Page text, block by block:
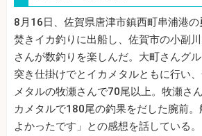
8月16日、佐賀県唐津市鎮西町串浦港の
焚きイカ釣りに出船し、佐賀市の小副
さんが数釣りを楽しんだ。大町さんグ
突き仕掛けでとイカメタルともに行い
メタルの牧瀬さんで70尾以上。牧瀬さ
カメタルで180尾の釣果をだした腕前
よかったです」との感想を話している。